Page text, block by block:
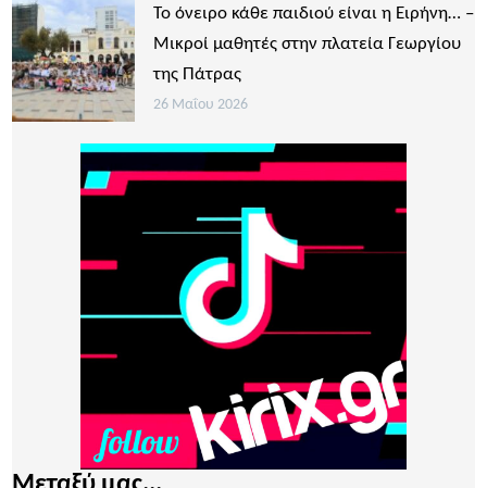
Το όνειρο κάθε παιδιού είναι η Ειρήνη… –
Μικροί μαθητές στην πλατεία Γεωργίου
της Πάτρας
26 Μαΐου 2026